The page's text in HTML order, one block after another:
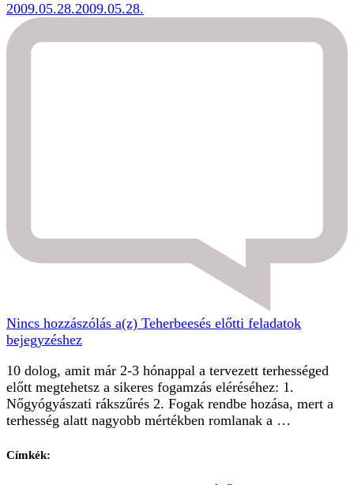
2009.05.28.2009.05.28.
Nincs hozzászólás a(z) Teherbeesés előtti feladatok
bejegyzéshez
10 dolog, amit már 2-3 hónappal a tervezett terhességed
előtt megtehetsz a sikeres fogamzás eléréséhez: 1.
Nőgyógyászati rákszűrés 2. Fogak rendbe hozása, mert a
terhesség alatt nagyobb mértékben romlanak a …
Címkék: